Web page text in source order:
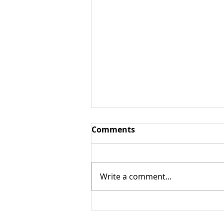
Уитлакоче / кукурузный
Comments
Write a comment...